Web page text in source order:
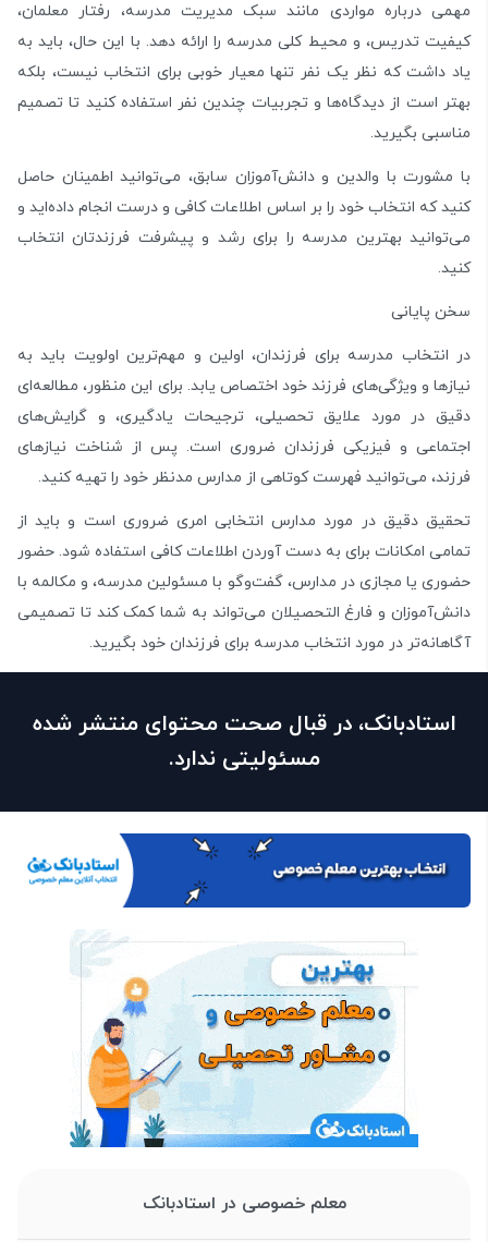
مهمی درباره مواردی مانند سبک مدیریت مدرسه، رفتار معلمان،
کیفیت تدریس، و محیط کلی مدرسه را ارائه دهد. با این حال، باید به
یاد داشت که نظر یک نفر تنها معیار خوبی برای انتخاب نیست، بلکه
بهتر است از دیدگاه‌ها و تجربیات چندین نفر استفاده کنید تا تصمیم
مناسبی بگیرید.
با مشورت با والدین و دانش‌آموزان سابق، می‌توانید اطمینان حاصل
کنید که انتخاب خود را بر اساس اطلاعات کافی و درست انجام داده‌اید و
می‌توانید بهترین مدرسه را برای رشد و پیشرفت فرزندتان انتخاب
کنید.
سخن پایانی
در انتخاب مدرسه برای فرزندان، اولین و مهم‌ترین اولویت باید به
نیازها و ویژگی‌های فرزند خود اختصاص یابد. برای این منظور، مطالعه‌ای
دقیق در مورد علایق تحصیلی، ترجیحات یادگیری، و گرایش‌های
اجتماعی و فیزیکی فرزندان ضروری است. پس از شناخت نیازهای
فرزند، می‌توانید فهرست کوتاهی از مدارس مدنظر خود را تهیه کنید.
تحقیق دقیق در مورد مدارس انتخابی امری ضروری است و باید از
تمامی امکانات برای به دست آوردن اطلاعات کافی استفاده شود. حضور
حضوری یا مجازی در مدارس، گفت‌وگو با مسئولین مدرسه، و مکالمه با
دانش‌آموزان و فارغ التحصیلان می‌تواند به شما کمک کند تا تصمیمی
آگاهانه‌تر در مورد انتخاب مدرسه برای فرزندان خود بگیرید.
استادبانک، در قبال صحت محتوای منتشر شده
مسئولیتی ندارد.
معلم خصوصی در استادبانک